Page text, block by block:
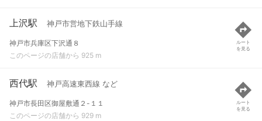
上沢駅 神戸市営地下鉄山手線
神戸市兵庫区下沢通８
このページの店舗から 925 m
ルート
を見る
西代駅 神戸高速東西線 など
神戸市長田区御屋敷通２-１１
このページの店舗から 929 m
ルート
を見る